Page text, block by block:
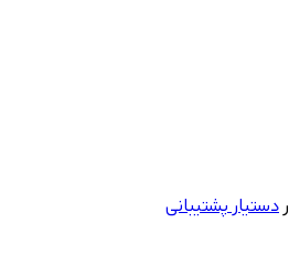
دستیار پشتیبانی